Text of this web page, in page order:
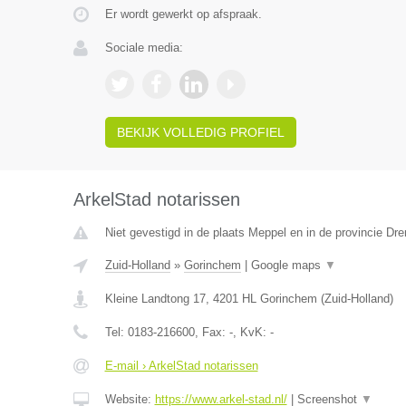
Er wordt gewerkt op afspraak.
Sociale media:
BEKIJK VOLLEDIG PROFIEL
ArkelStad notarissen
Niet gevestigd in de plaats Meppel en in de provincie
Zuid-Holland » Gorinchem Google maps ▼
Kleine Landtong 17, 4201 HL Gorinchem (Zuid-Holland)
Tel: 0183-216600, Fax: -, KvK: -
E-mail › ArkelStad notarissen
Website: https://www.arkel-stad.nl/| Screenshot ▼